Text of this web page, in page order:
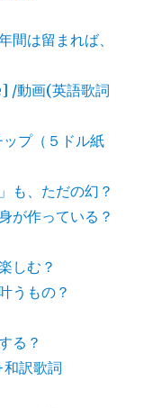
は留まれば、
/動画(英語歌詞
プ（５ドル紙
も、ただの幻？
が作っている？
しむ？
うもの？
る？
訳歌詞